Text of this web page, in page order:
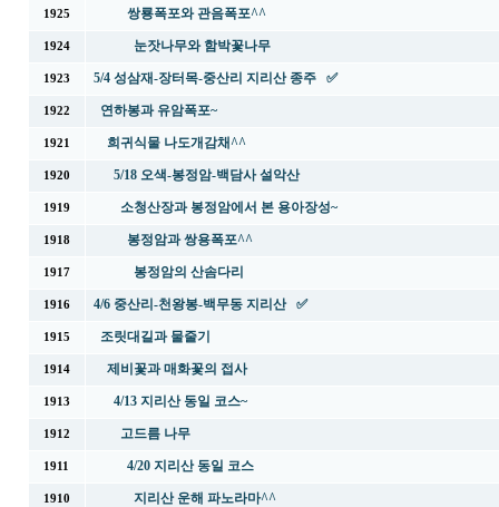
1925 쌍룡폭포와 관음폭포^^
1924 눈잣나무와 함박꽃나무
1923 5/4 성삼재-장터목-중산리 지리산 종주 ✅
1922 연하봉과 유암폭포~
1921 희귀식물 나도개감채^^
1920 5/18 오색-봉정암-백담사 설악산
1919 소청산장과 봉정암에서 본 용아장성~
1918 봉정암과 쌍용폭포^^
1917 봉정암의 산솜다리
1916 4/6 중산리-천왕봉-백무동 지리산 ✅
1915 조릿대길과 물줄기
1914 제비꽃과 매화꽃의 접사
1913 4/13 지리산 동일 코스~
1912 고드름 나무
1911 4/20 지리산 동일 코스
1910 지리산 운해 파노라마^^